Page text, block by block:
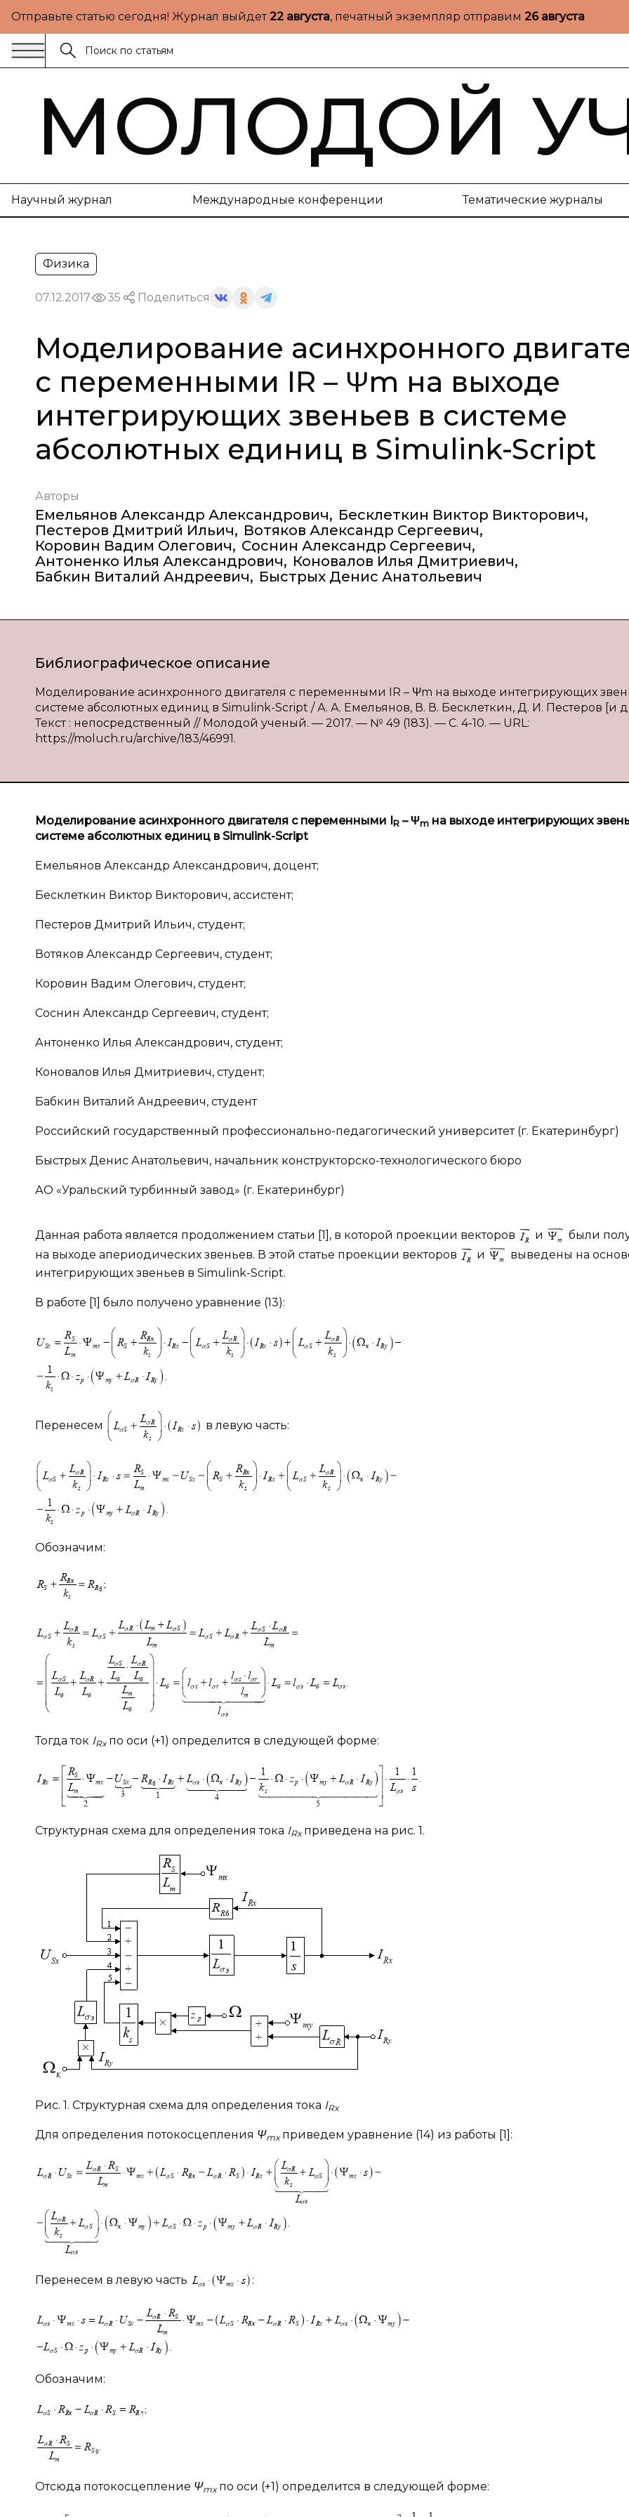
Отправьте статью сегодня! Журнал выйдет22 августа, печатный экземпляр отправим 26 августа
МОЛОДОЙ
Научный журнал Международные конференции Тематические журналы
Физика
07.12.2017 35 Поделиться
Моделирование асинхронного
с переменными IR – Ψm на выходе
интегрирующих звеньев в системе
абсолютных единиц в Simulink-Script
Авторы
Емельянов Александр Александрович, Бесклеткин Виктор Викторович,
Пестеров Дмитрий Ильич, Вотяков Александр Сергеевич,
Коровин Вадим Олегович, Соснин Александр Сергеевич,
Антоненко Илья Александрович, Коновалов Илья Дмитриевич,
Бабкин Виталий Андреевич, Быстрых Денис Анатольевич
Библиографическое описание
Моделирование асинхронного двигателя с переменными IR – Ψm на выходе интегрирующих
системе абсолютных единиц в Simulink-Script / А. А. Емельянов, В. В. Бесклеткин, Д. И. Пестеров [и
Текст : непосредственный // Молодой ученый. — 2017. — № 49 (183). — С. 4-10. — URL:
https://moluch.ru/archive/183/46991.
Моделирование асинхронного двигателя с переменными IR – Ψm на выходе интегрирующих
системе абсолютных единиц вSimulink-Script
Емельянов Александр Александрович, доцент;
Бесклеткин Виктор Викторович, ассистент;
Пестеров Дмитрий Ильич, студент;
Вотяков Александр Сергеевич, студент;
Коровин Вадим Олегович, студент;
Соснин Александр Сергеевич, студент;
Антоненко Илья Александрович, студент;
Коновалов Илья Дмитриевич, студент;
Бабкин Виталий Андреевич, студент
Российский государственный профессионально-педагогический университет (г. Екатеринбург)
Быстрых Денис Анатольевич, начальник конструкторско-технологического бюро
АО «Уральский турбинный завод» (г. Екатеринбург)
Данная работа является продолжением статьи [1], в которой проекции векторов и
были
на выходе апериодических звеньев. В этой статье проекции векторов
и
выведены на
интегрирующих звеньев в Simulink-Script.
В работе [1] было получено уравнение (13):
Перенесем в левую часть:
Обозначим:
Тогда ток IRxпо оси (+1) определится в следующей форме:
Структурная схема для определения тока IRxприведена на рис. 1.
Рис. 1. Структурная схема для определения тока IRx
Для определения потокосцепления Ψmxприведем уравнение (14) из работы [1]:
Перенесем в левую часть :
Обозначим:
Отсюда потокосцепление Ψmxпо оси (+1) определится в следующей форме: